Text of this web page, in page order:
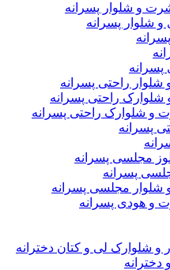
و شلوار پسرانه
شلوار پسرانه
پسرانه
راحتی پسرانه
راحتی پسرانه
و شلوارک راحتی پسرانه
پسرانه
مجلسی پسرانه
پسرانه
شلوار مجلسی پسرانه
و هودی پسرانه
و شلوارک لی و کتان دخترانه
دخترانه